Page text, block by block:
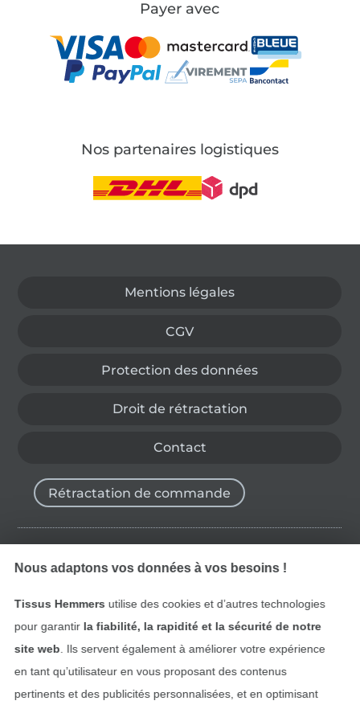
Payer avec
Nos partenaires logistiques
Mentions légales
CGV
Protection des données
Droit de rétractation
Contact
Rétractation de commande
Trouvez plus d’idées
Nous adaptons vos données à vos besoins !
Tissus Hemmers utilise des cookies et d’autres technologies
pour garantir la fiabilité, la rapidité et la sécurité de notre
site web . Ils servent également à améliorer votre expérience
en tant qu’utilisateur en vous proposant des contenus
pertinents et des publicités personnalisées, et en optimisant